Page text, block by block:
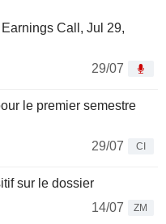
Call, Jul 29,
29/07
le premier semestre
29/07
CI
sur le dossier
14/07
ZM